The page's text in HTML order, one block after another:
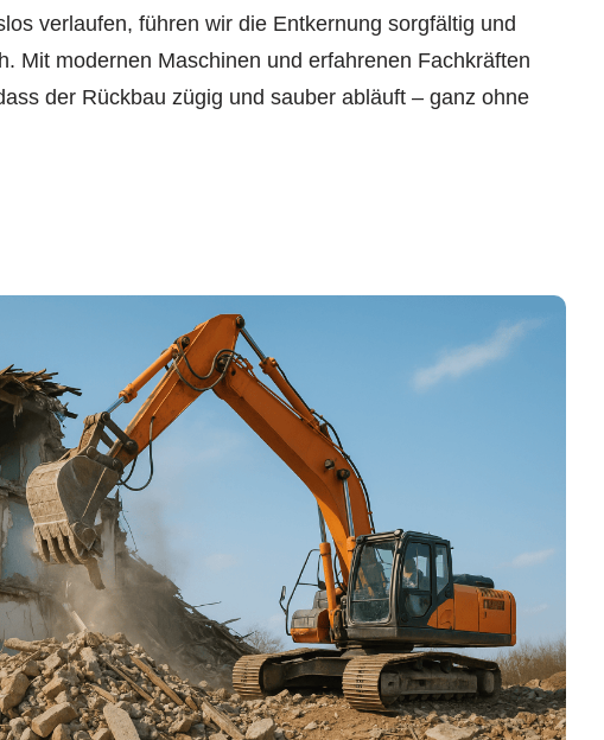
verlaufen, führen wir die Entkernung sorgfältig und
Mit modernen Maschinen und erfahrenen Fachkräften
der Rückbau zügig und sauber abläuft – ganz ohne